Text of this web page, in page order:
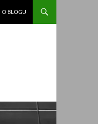
O BLOGU